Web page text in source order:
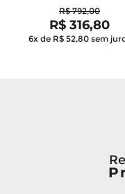
R$ 792,00
R$ 316,80
6x de R$ 52,80 sem